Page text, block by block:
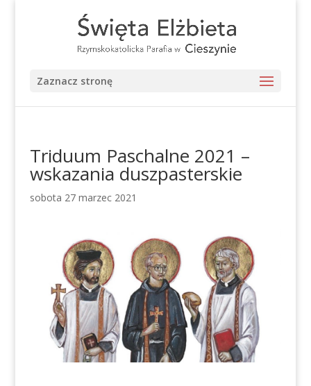
Zaznacz stronę
Triduum Paschalne 2021 –
wskazania duszpasterskie
sobota 27 marzec 2021